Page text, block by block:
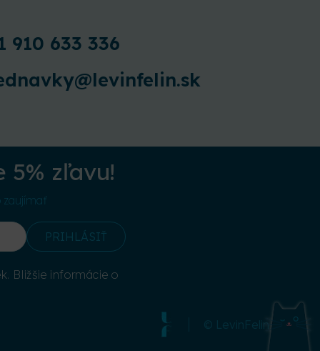
910 633 336
5% zľavu!
zaujímať
PRIHLÁSIŤ
Bližšie informácie o
© LevinFelin 2026